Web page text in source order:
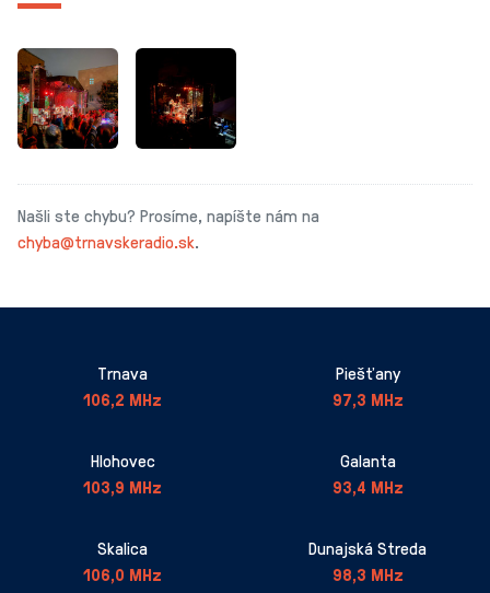
Našli ste chybu? Prosíme, napíšte nám na
chyba@trnavskeradio.sk.
Trnava
106,2 MHz
Piešťany
97,3 MHz
Hlohovec
103,9 MHz
Galanta
93,4 MHz
Skalica
106,0 MHz
Dunajská Streda
98,3 MHz